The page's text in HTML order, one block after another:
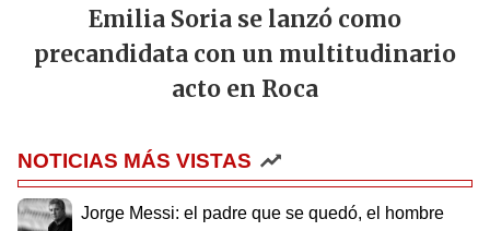
Emilia Soria se lanzó como
precandidata con un multitudinario
acto en Roca
NOTICIAS MÁS VISTAS
Jorge Messi: el padre que se quedó, el hombre